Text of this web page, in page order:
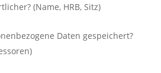
(Name, HRB, Sitz)
Daten gespeichert?